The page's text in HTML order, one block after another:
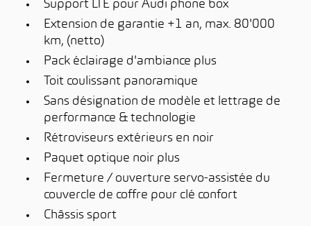
Support LTE pour Audi phone box
Extension de garantie +1 an, max. 80'000
km, (netto)
Pack éclairage d'ambiance plus
Toit coulissant panoramique
Sans désignation de modèle et lettrage de
performance & technologie
Rétroviseurs extérieurs en noir
Paquet optique noir plus
Fermeture / ouverture servo-assistée du
couvercle de coffre pour clé confort
Châssis sport